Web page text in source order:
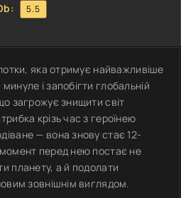
5.5
яка отримує найважливіше
і запобігти глобальній
загрожує знищити світ
крізь час з героїнею
— вона знову стає 12-
перед нею постає не
планету, а й подолати
зовнішнім виглядом.